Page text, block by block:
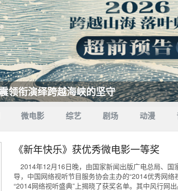
领衔演绎跨越海峡的坚守
微电影 综艺 剧场 动漫
《新年快乐》获优秀微电影一等奖
2014年12月16日晚，由国家新闻出版广电总局、国
导，中国网络视听节目服务协会主办的“2014优秀网络
“2014网络视听盛典”上揭晓了获奖名单。其中风行网